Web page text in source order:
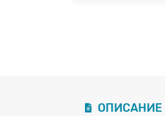
ОПИСАНИЕ